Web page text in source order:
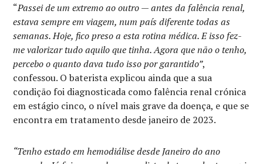
“Passei de um extremo ao outro — antes da falência renal,
estava sempre em viagem, num país diferente todas as
semanas. Hoje, fico preso a esta rotina médica. E isso fez-
me valorizar tudo aquilo que tinha. Agora que não o tenho,
percebo o quanto dava tudo isso por garantido”,
confessou. O baterista explicou ainda que a sua
condição foi diagnosticada como falência renal crónica
em estágio cinco, o nível mais grave da doença, e que se
encontra em tratamento desde janeiro de 2023.
“Tenho estado em hemodiálise desde Janeiro do ano